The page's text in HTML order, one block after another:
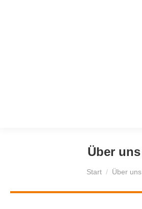
Über uns
Start Über uns